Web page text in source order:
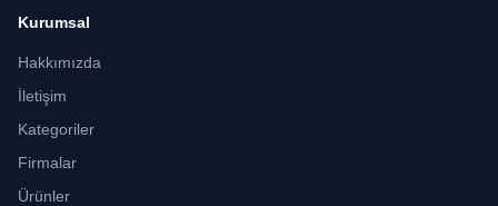
Kurumsal
Hakkımızda
İletişim
Kategoriler
Firmalar
Ürünler